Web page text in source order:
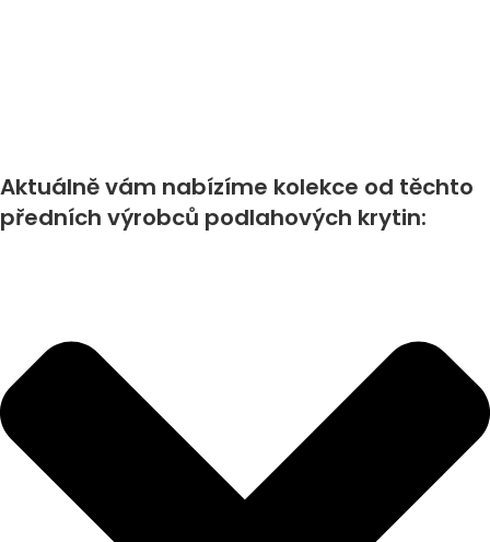
Aktuálně vám nabízíme kolekce od těchto
předních výrobců podlahových krytin: